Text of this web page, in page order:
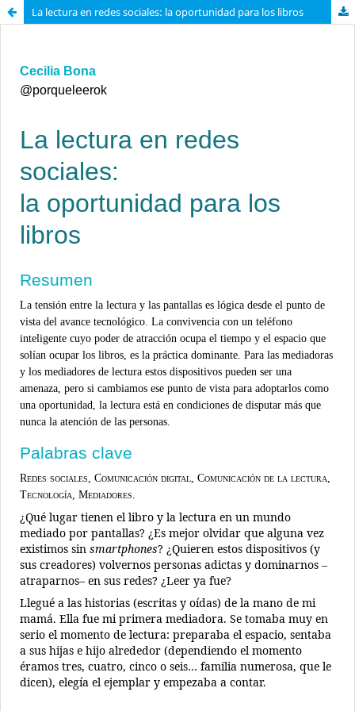
La lectura en redes sociales: la oportunidad para los libros